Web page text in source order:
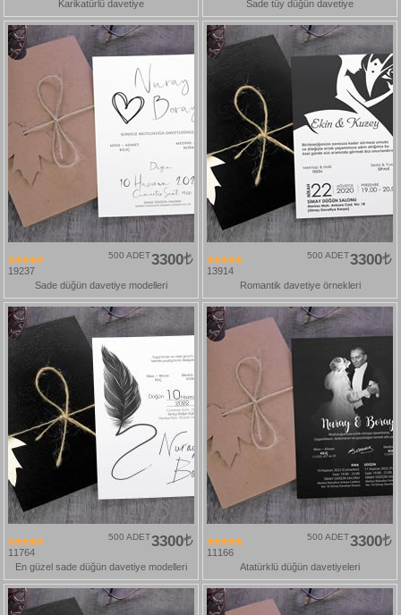
Karikatürlü davetiye Sade tüy düğün davetiye
19237
3300
500 ADET
Sade düğün davetiye modelleri
13914
3300
500 ADET
Romantik davetiye örnekleri
11764
3300
500 ADET
En güzel sade düğün davetiye modelleri
11166
3300
500 ADET
Atatürklü düğün davetiyeleri